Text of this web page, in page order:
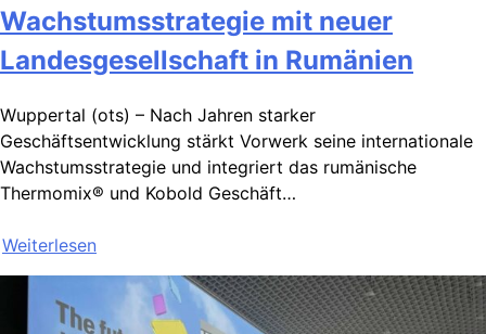
Wachstumsstrategie mit neuer
Landesgesellschaft in Rumänien
Wuppertal (ots) – Nach Jahren starker
Geschäftsentwicklung stärkt Vorwerk seine internationale
Wachstumsstrategie und integriert das rumänische
Thermomix® und Kobold Geschäft…
Weiterlesen